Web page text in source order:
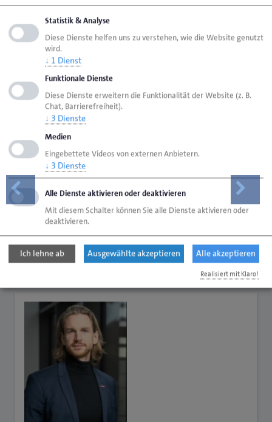
Pressemitteilung (96,01 KB)
Statistik & Analyse
Diese Dienste helfen uns zu verstehen, wie die Website genutzt
wird.
↓ 1 Dienst
Funktionale Dienste
Diese Dienste erweitern die Funktionalität der Website (z. B.
Chat, Barrierefreiheit).
↓ 3 Dienste
Medien
Eingebettete Videos von externen Anbietern.
↓ 3 Dienste
Alle Dienste aktivieren oder deaktivieren
Mit diesem Schalter können Sie alle Dienste aktivieren oder
deaktivieren.
Ich lehne ab Ausgewählte akzeptieren Alle akzeptieren
Realisiert mit Klaro!